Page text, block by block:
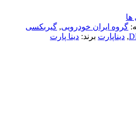
ها
گروه ایران خودرویی, گیربکسی
, دیناپارت برند: دینا پارت